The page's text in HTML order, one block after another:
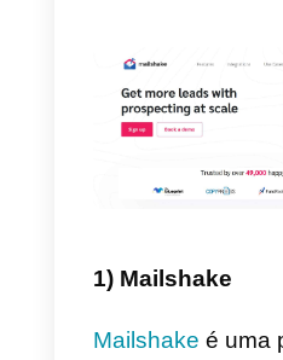
você não
cada
pesado e
consultores